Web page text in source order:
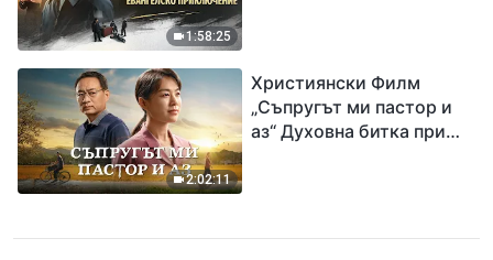
1:58:25
Исус
2:02:11
Християнски Филм
„Съпругът ми пастор и
аз“ Духовна битка при